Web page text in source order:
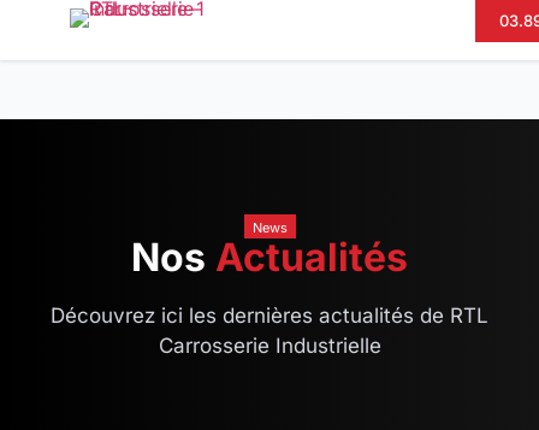
News
Nos Actualités
Découvrez ici les dernières actualités de RTL
Carrosserie Industrielle